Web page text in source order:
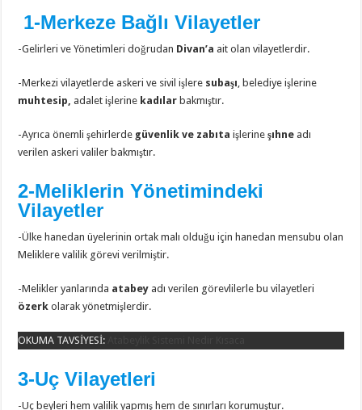
1-Merkeze Bağlı Vilayetler
-Gelirleri ve Yönetimleri doğrudan Divan’a ait olan vilayetlerdir.
-Merkezi vilayetlerde askeri ve sivil işlere subaşı , belediye işlerine
muhtesip, adalet işlerine kadılar bakmıştır.
-Ayrıca önemli şehirlerde güvenlik ve zabıta işlerineşıhne adı
verilen askeri valiler bakmıştır.
2-Meliklerin Yönetimindeki
Vilayetler
-Ülke hanedan üyelerinin ortak malı olduğu için hanedan mensubu olan
Meliklere valilik görevi verilmiştir.
-Melikler yanlarında atabey adı verilen görevlilerle bu vilayetleri
özerkolarak yönetmişlerdir.
OKUMA TAVSİYESİ:
3-Uç Vilayetleri
-Uç beyleri hem valilik yapmış hem de sınırları korumuştur.